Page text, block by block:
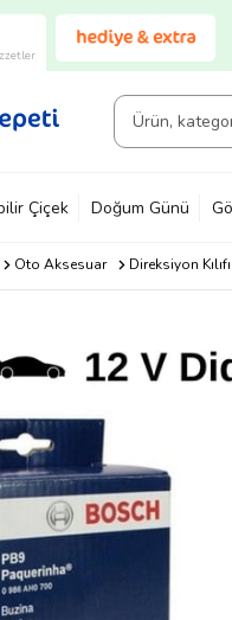
Çiçek Doğum Günü
Oto Aksesuar Direksiyon Kılıfı